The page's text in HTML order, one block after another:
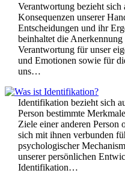
Verantwortung bezieht
Konsequenzen unserer
Entscheidungen und ihr
beinhaltet die
Verantwortung für unser
und Emotionen sowie für
uns…
Identifikation bezieht sich
Person bestimmte
Ziele einer anderen Person
sich mit ihnen verbunden
psychologischer
unserer persönlichen
Identifikation…